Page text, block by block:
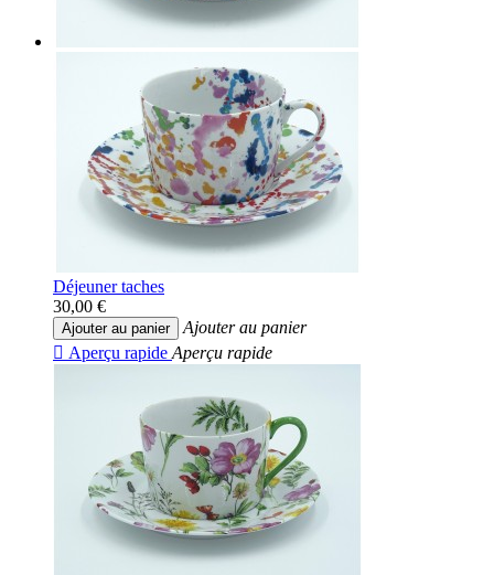
Déjeuner taches
30,00 €
Ajouter au panier
Ajouter au panier
 Aperçu rapide Aperçu rapide